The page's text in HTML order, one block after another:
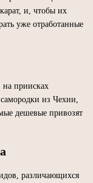
и, чтобы их
уже отработанные
приисках
из Чехии,
дешевые привозят
различающихся